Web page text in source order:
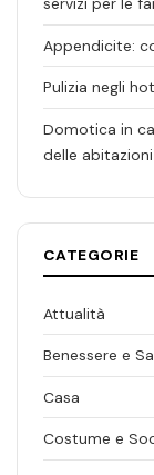
Appendicite:
Pulizia negli
Domotica in
delle
CATEGORIE
Attualità
Benessere e
Casa
Costume e